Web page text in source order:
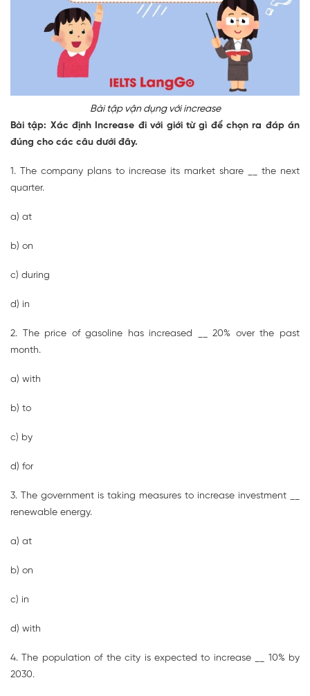
Bài tập vận dụng với increase
Bài tập: Xác định Increase đi với giới từ gì để chọn ra đáp án
đúng cho các câu dưới đây.
1. The company plans to increase its market share __ the next
quarter.
a) at
b) on
c) during
d) in
2. The price of gasoline has increased __ 20% over the past
month.
a) with
b) to
c) by
d) for
3. The government is taking measures to increase investment __
renewable energy.
a) at
b) on
c) in
d) with
4. The population of the city is expected to increase __ 10% by
2030.